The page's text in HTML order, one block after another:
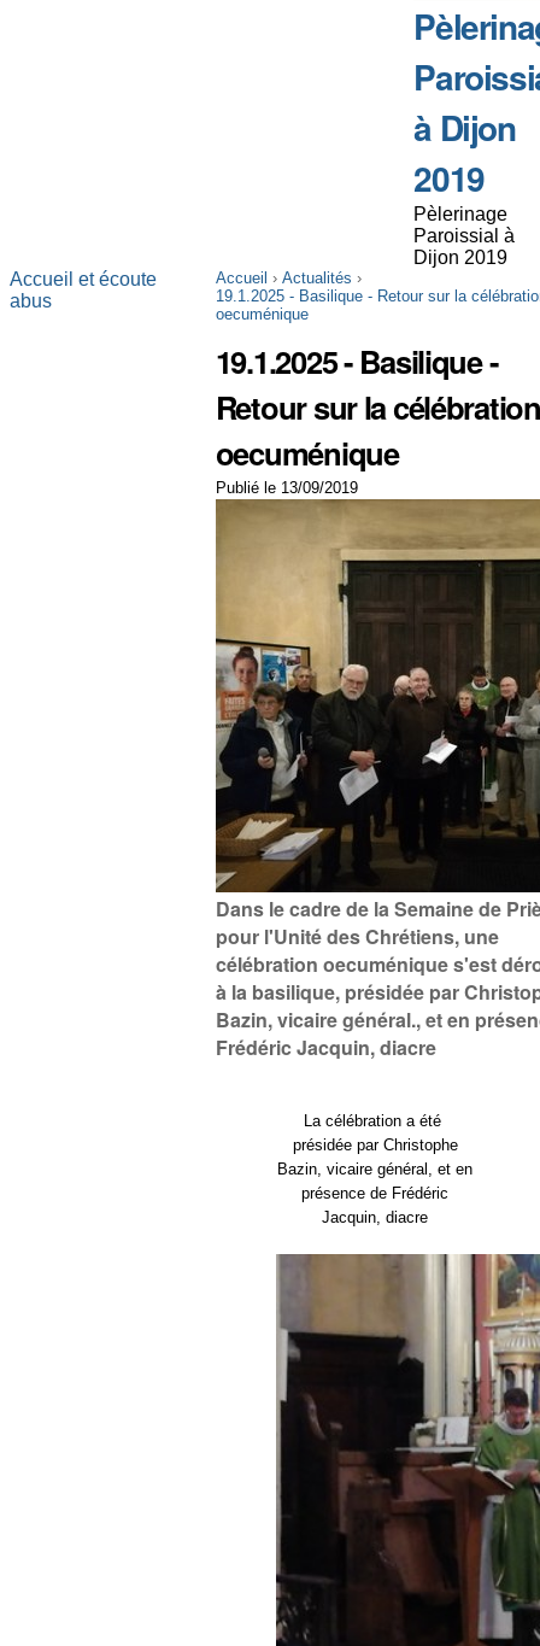
à Dijon
2019
Pèlerinage
Paroissial à
Dijon 2019
Accueil › Actualités ›
19.1.2025 - Basilique - Retour sur la
oecuménique
19.1.2025 - Basilique -
Retour sur la célébration
oecuménique
Publié le 13/09/2019
Dans le cadre de la Semaine de
pour l'Unité des Chrétiens, une
célébration oecuménique s'est
à la basilique, présidée par
Bazin, vicaire général., et en
Frédéric Jacquin, diacre
La célébration a été
présidée par Christophe
Bazin, vicaire général, et en
présence de Frédéric
Jacquin, diacre
Accueil et écoute
abus